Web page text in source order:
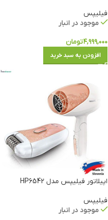
فیلیپس
موجود در انبار
۴,۹۹۹,۰۰۰تومان
افزودن به سبد خرید
اپیلاتور فیلیپس مدل HP6542
فیلیپس
موجود در انبار